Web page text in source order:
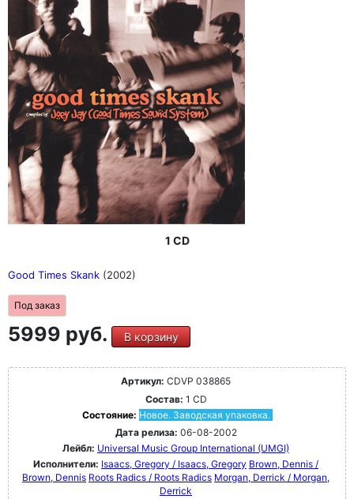
1 CD
Good Times Skank (2002)
Под заказ
5999 руб. В корзину
Артикул: CDVP 038865
Состав: 1 CD
Состояние: Новое. Заводская упаковка.
Дата релиза: 06-08-2002
Лейбл: Universal Music Group International (UMGI)
Исполнители: Isaacs, Gregory / Isaacs, Gregory Brown, Dennis /
Brown, Dennis Roots Radics / Roots Radics Morgan, Derrick / Morgan,
Derrick